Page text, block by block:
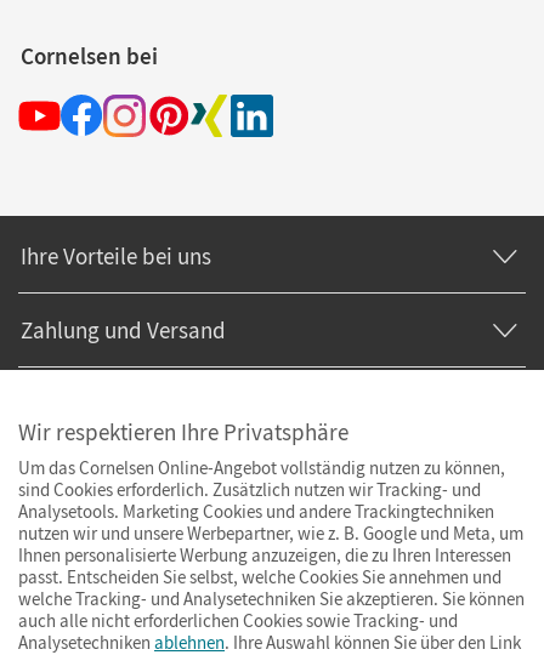
Cornelsen bei
Ihre Vorteile bei uns
Zahlung und Versand
Wir respektieren Ihre Privatsphäre
Um das Cornelsen Online-Angebot vollständig nutzen zu können,
sind Cookies erforderlich. Zusätzlich nutzen wir Tracking- und
Analysetools. Marketing Cookies und andere Trackingtechniken
nutzen wir und unsere Werbepartner, wie z. B. Google und Meta, um
Ihnen personalisierte Werbung anzuzeigen, die zu Ihren Interessen
passt. Entscheiden Sie selbst, welche Cookies Sie annehmen und
welche Tracking- und Analysetechniken Sie akzeptieren. Sie können
auch alle nicht erforderlichen Cookies sowie Tracking- und
Analysetechniken ablehnen. Ihre Auswahl können Sie über den Link